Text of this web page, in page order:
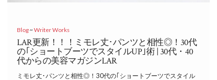
Blog~Writer Works
LAR更新！！！ミモレ丈･パンツと相性◎！30代
の｢ショートブーツでスタイルUP｣術 | 30代・40
代からの美容マガジンLAR
ミモレ丈･パンツと相性◎！30代の｢ショートブーツでスタイル